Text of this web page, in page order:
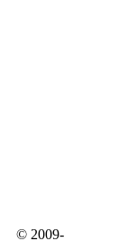
© 2009-